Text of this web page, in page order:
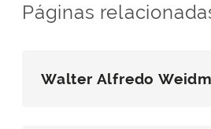
Páginas
Walter Alfredo